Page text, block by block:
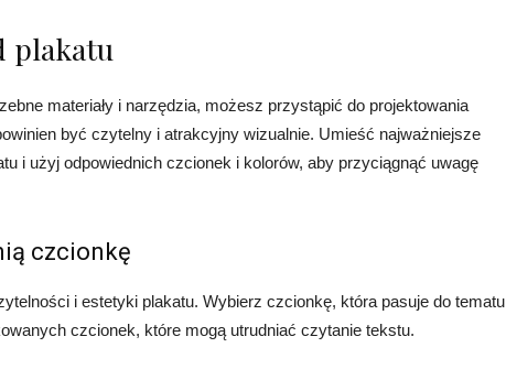
plakatu
materiały i narzędzia, możesz przystąpić do projektowania
być czytelny i atrakcyjny wizualnie. Umieść najważniejsze
i użyj odpowiednich czcionek i kolorów, aby przyciągnąć uwagę
czcionkę
i estetyki plakatu. Wybierz czcionkę, która pasuje do tematu
czcionek, które mogą utrudniać czytanie tekstu.